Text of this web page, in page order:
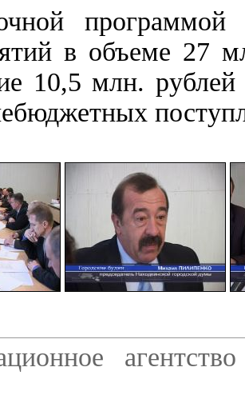
в объеме 27
10,5 млн. рублей